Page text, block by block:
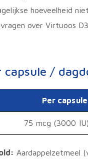
hoeveelheid
over Virtuoos
/
Per capsule
75 mcg (3000 IU)
Aardappelzetmeel